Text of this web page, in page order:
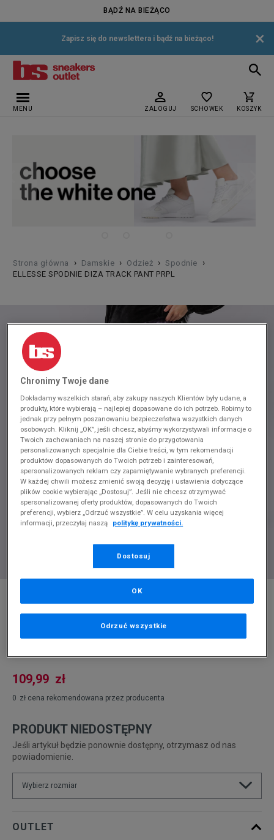
BĄDŹ NA BIEŻĄCO
Zapisz się do newslettera i bądź na bieżąco! ×
MENU ZALOGUJ SCHOWEK KOSZYK
Strona główna › Damskie › Odzież › Spodnie ›
ELLESSE SPODNIE DIZA TRACK PANT PRPL
ELLESSE SPODNIE DIZA TRACK PANT PRPL
Produkt pochodzi z końcówek aktualnych kolekcji, ubiegłych
0 zł cena rekomendowana przez producenta
109,99 zł
PRODUKT NIEDOSTĘPNY
Jeśli artykuł będzie ponownie dostępny, otrzymasz od nas
powiadomienie.
Wybierz rozmiar
OUTLET
Chronimy Twoje dane
Dokładamy wszelkich starań, aby zakupy naszych Klientów były udane, a
produkty, które wybierają – najlepiej dopasowane do ich potrzeb. Robimy to
jednak przy pełnym poszanowaniu bezpieczeństwa wszystkich danych
osobowych. Kliknij „OK”, jeśli chcesz, abyśmy wykorzystywali informacje o
Twoich zachowaniach na naszej stronie do przygotowania
personalizowanych specjalnie dla Ciebie treści, w tym rekomendacji
produktów dopasowanych do Twoich potrzeb i zainteresowań,
spersonalizowanych reklam czy zapamiętywanie wybranych preferencji.
W każdej chwili możesz zmienić swoją decyzję i ustawienia dotyczące
plików cookie wybierając „Dostosuj”. Jeśli nie chcesz otrzymywać
spersonalizowanej oferty produktów, dopasowanych do Twoich
preferencji, wybierz „Odrzuć wszystkie”. W celu uzyskania więcej
informacji, przeczytaj naszą
politykę prywatności.
Dostosuj
Odrzuć wszystkie
OK